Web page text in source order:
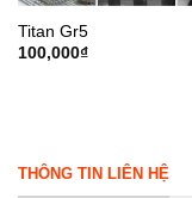
Titan Gr5
100,000₫
THÔNG TIN LIÊN HỆ